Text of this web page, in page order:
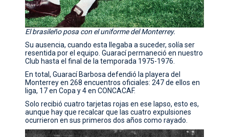
El brasileño posa con el uniforme del Monterrey.
Su ausencia, cuando esta llegaba a suceder, solía ser
resentida por el equipo. Guarací permaneció en nuestro
Club hasta el final de la temporada 1975-1976.
En total, Guarací Barbosa defendió la playera del
Monterrey en 268 encuentros oficiales: 247 de ellos en
liga, 17 en Copa y 4 en CONCACAF.
Solo recibió cuatro tarjetas rojas en ese lapso, esto es,
aunque hay que recalcar que las cuatro expulsiones
ocurrieron en sus primeros dos años como rayado.